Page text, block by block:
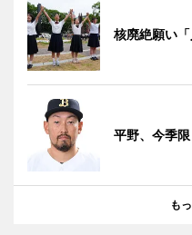
核廃絶願い
平野、今季
も